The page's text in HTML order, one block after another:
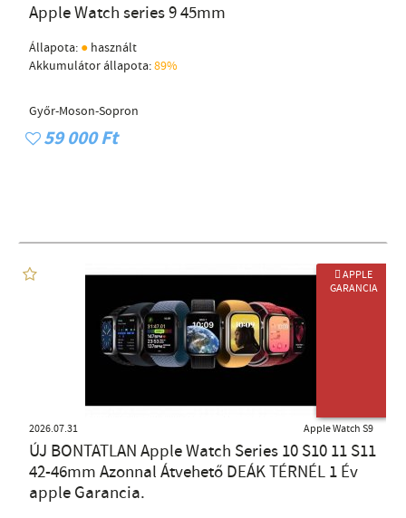
Apple Watch series 9 45mm
Állapota: ● használt
Akkumulátor állapota:89%
Győr-Moson-Sopron
59 000 Ft
 APPLE
GARANCIA
2026.07.31 Apple Watch S9
ÚJ BONTATLAN Apple Watch Series 10 S10 11 S11
42-46mm Azonnal Átvehető DEÁK TÉRNÉL 1 Év
apple Garancia.